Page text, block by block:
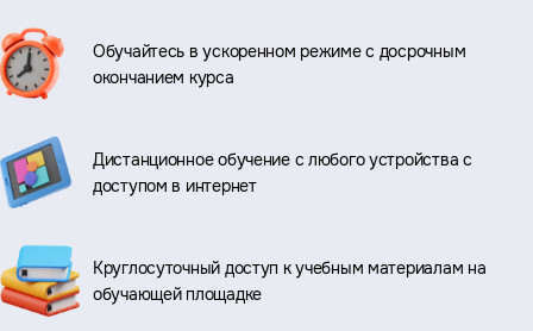
Обучайтесь в ускоренном режиме с досрочным
окончанием курса
Дистанционное обучение с любого устройства с
доступом в интернет
Круглосуточный доступ к учебным материалам на
обучающей площадке